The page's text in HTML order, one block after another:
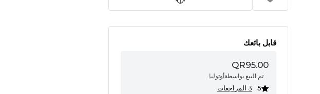
قابل بائعك
QR95.00
تم البيع بواسطةأوتوليا
5
3 المراجعات